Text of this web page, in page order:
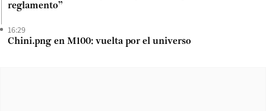
reglamento”
16:29
Chini.png en M100: vuelta por el universo